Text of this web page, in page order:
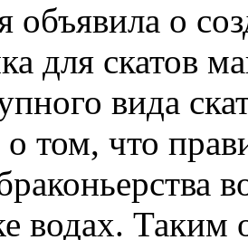
объявила о
для скатов
вида
о том, что
водах. Таким